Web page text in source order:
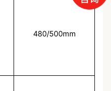
480/500mm